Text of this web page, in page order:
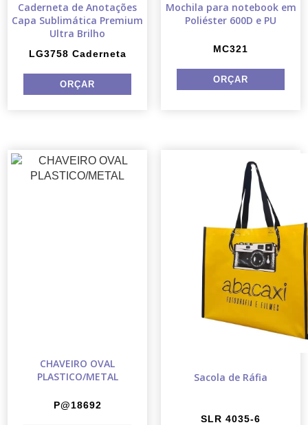
Caderneta de Anotações
Capa Sublimática Premium
Ultra Brilho
LG3758 Caderneta
Mochila para notebook em
Poliéster 600D e PU
MC321
CHAVEIRO OVAL
PLASTICO/METAL
P@18692
Sacola de Ráfia
SLR 4035-6